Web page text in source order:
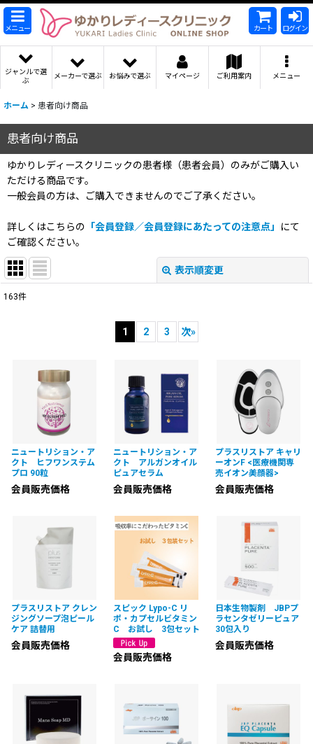
メニュー カート ログイン
ジャンルで選
ぶ
メーカーで選ぶ お悩みで選ぶ マイページ ご利用案内 メニュー
ホーム > 患者向け商品
患者向け商品
ゆかりレディースクリニックの患者様（患者会員）のみがご購入い
ただける商品です。
一般会員の方は、ご購入できませんのでご了承ください。
詳しくはこちらの 「会員登録／会員登録にあたっての注意点」
にて
ご確認ください。
表示順変更
絞り込む
163件
1 2 3 次»
ニュートリション・ア
クト ヒフワンステム
プロ 90粒
会員販売価格
ニュートリション・ア
クト アルガンオイル
ピュアセラム
会員販売価格
プラスリストア キャリ
ーオンF <医療機関専
売イオン美顔器>
会員販売価格
プラスリストア クレン
ジングソープ泡ピール
ケア 詰替用
会員販売価格
スピック Lypo-C リ
ポ・カプセルビタミン
C お試し 3包セット
会員販売価格
日本生物製剤 JBPプ
ラセンタゼリーピュア
30包入り
会員販売価格